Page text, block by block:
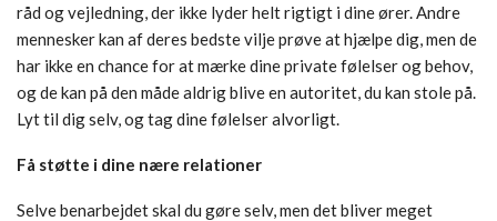
råd og vejledning, der ikke lyder helt rigtigt i dine ører. Andre
mennesker kan af deres bedste vilje prøve at hjælpe dig, men de
har ikke en chance for at mærke dine private følelser og behov,
og de kan på den måde aldrig blive en autoritet, du kan stole på.
Lyt til dig selv, og tag dine følelser alvorligt.
Få støtte i dine nære relationer
Selve benarbejdet skal du gøre selv, men det bliver meget